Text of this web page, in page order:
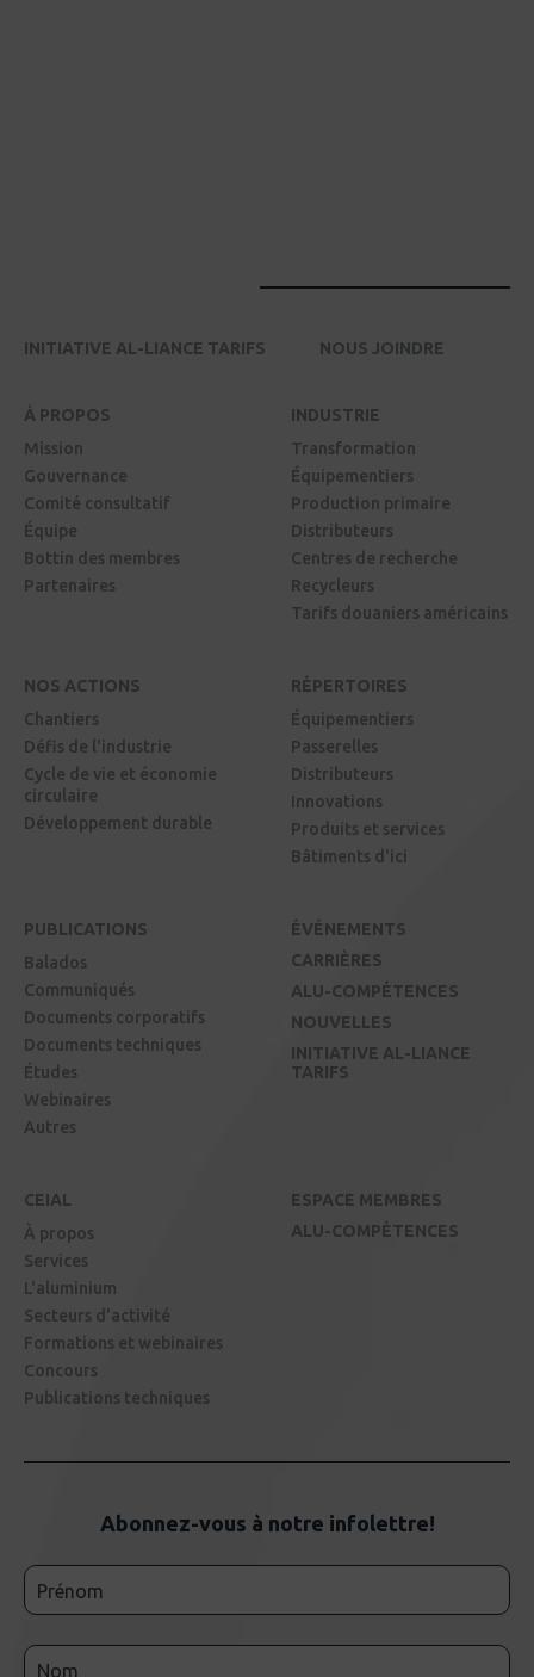
INITIATIVE AL-LIANCE TARIFS NOUS JOINDRE
À PROPOS
Mission
Gouvernance
Comité consultatif
Équipe
Bottin des membres
Partenaires
INDUSTRIE
Transformation
Équipementiers
Production primaire
Distributeurs
Centres de recherche
Recycleurs
Tarifs douaniers américains
NOS ACTIONS
Chantiers
Défis de l'industrie
Cycle de vie et économie
circulaire
Développement durable
RÉPERTOIRES
Équipementiers
Passerelles
Distributeurs
Innovations
Produits et services
Bâtiments d'ici
PUBLICATIONS
Balados
Communiqués
Documents corporatifs
Documents techniques
Études
Webinaires
Autres
ÉVÉNEMENTS
CARRIÈRES
ALU-COMPÉTENCES
NOUVELLES
INITIATIVE AL-LIANCE
TARIFS
CEIAL
À propos
Services
L'aluminium
Secteurs d'activité
Formations et webinaires
Concours
Publications techniques
ESPACE MEMBRES
ALU-COMPÉTENCES
Abonnez-vous à notre infolettre!